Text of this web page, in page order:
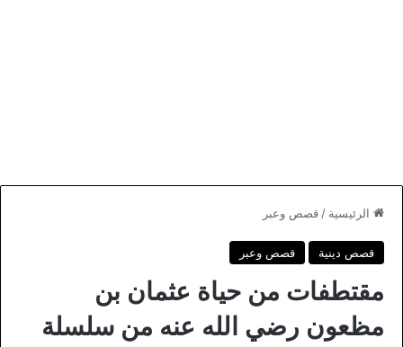
الرئيسية / قصص وعبر
قصص دينية قصص وعبر
مقتطفات من حياة عثمان بن
مظعون رضي الله عنه من سلسلة